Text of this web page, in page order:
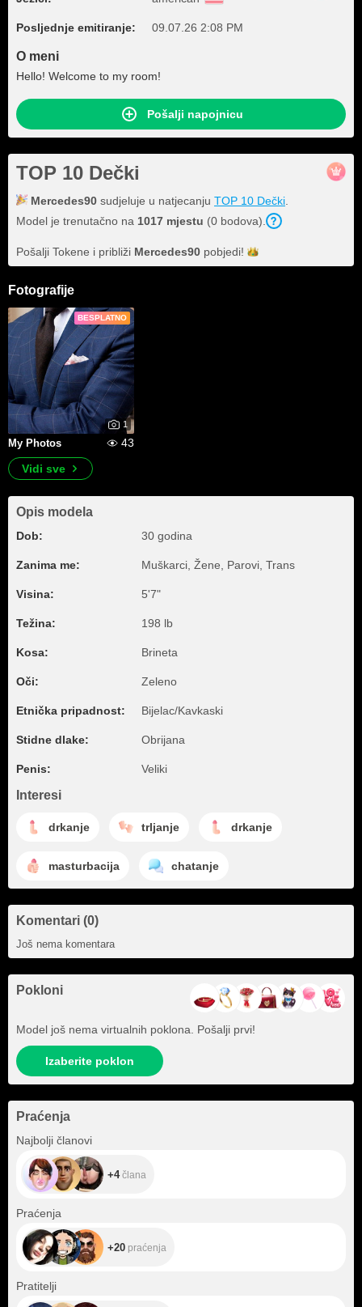
Posljednje emitiranje: 09.07.26 2:08 PM
O meni
Hello! Welcome to my room!
Pošalji napojnicu
TOP 10 Dečki
Mercedes90 sudjeluje u natjecanju TOP 10 Dečki
Model je trenutačno na 1017 mjestu (0 bodova).
Pošalji Tokene i približi Mercedes90 pobjedi!
Fotografije
BESPLATNO
1
My Photos
43
Vidi sve
Opis modela
Dob: 30 godina
Zanima me: Muškarci, Žene, Parovi, Trans
Visina: 5'7"
Težina: 198 lb
Kosa: Brineta
Oči: Zeleno
Etnička pripadnost: Bijelac/Kavkaski
Stidne dlake: Obrijana
Penis: Veliki
Interesi
drkanje trljanje drkanje
masturbacija chatanje
Komentari (0)
Još nema komentara
Pokloni
Model još nema virtualnih poklona. Pošalji prvi!
Izaberite poklon
Praćenja
Najbolji članovi
+4člana
Praćenja
+20 praćenja
Pratitelji